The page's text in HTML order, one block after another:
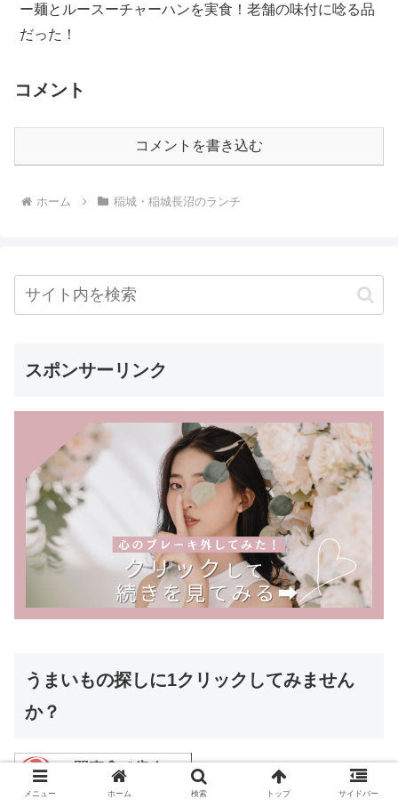
ー麺とルースーチャーハンを実食！老舗の味付に唸る品
だった！
コメント
コメントを書き込む
ホーム 稲城・稲城長沼のランチ
スポンサーリンク
うまいもの探しに1クリックしてみません
か？
メニュー ホーム 検索 トップ サイドバー